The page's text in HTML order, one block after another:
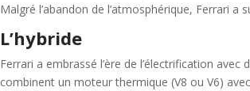
Malgré l’abandon de l’atmosphérique, Ferrari
L’hybride
Ferrari a embrassé l’ère de l’électrification
combinent un moteur thermique (V8 ou V6)